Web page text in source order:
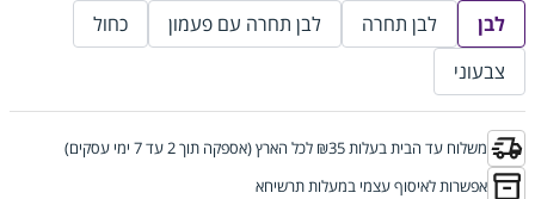
לבן לבן תחרה לבן תחרה עם פעמון
כחול
צבעוני
משלוח עד הבית בעלות ₪35 לכל הארץ (אספקה תוך 2 עד 7 ימי עסקים)
אפשרות לאיסוף עצמי במעלות תרשיחא